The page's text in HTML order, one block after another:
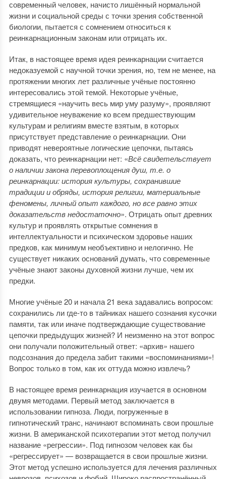
современный человек, начисто лишённый нормальной
жизни и социальной среды с точки зрения собственной
биологии, пытается с сомнением относиться к
реинкарнационным законам или отрицать их.
Итак, в настоящее время идея реинкарнации считается
недоказуемой с научной точки зрения, но, тем не менее, на
протяжении многих лет различные учёные постоянно
интересовались этой темой. Некоторые учёные,
стремящиеся «научить весь мир уму разуму», проявляют
удивительное неуважение ко всем предшествующим
культурам и религиям вместе взятым, в которых
присутствует представление о реинкарнации. Они
приводят невероятные логические цепочки, пытаясь
доказать, что реинкарнации нет: «Всё свидетельствует
о наличии закона перевоплощения душ, т.е. о
реинкарнации: история культуры, сохранившие
традиции и обряды, история религии, материальные
феномены, личный опыт каждого, но все равно этих
доказательств недостаточно». Отрицать опыт древних
культур и проявлять открытые сомнения в
интеллектуальности и психическом здоровье наших
предков, как минимум необъективно и нелогично. Не
существует никаких оснований думать, что современные
учёные знают законы духовной жизни лучше, чем их
предки.
Многие учёные 20 и начала 21 века задавались вопросом:
сохранились ли где-то в тайниках нашего сознания кусочки
памяти, так или иначе подтверждающие существование
цепочки предыдущих жизней? И неизменно на этот вопрос
они получали положительный ответ: «архив» нашего
подсознания до предела забит такими «воспоминаниями»!
Вопрос только в том, как их оттуда можно извлечь?
В настоящее время реинкарнация изучается в основном
двумя методами. Первый метод заключается в
использовании гипноза. Люди, погруженные в
гипнотический транс, начинают вспоминать свои прошлые
жизни. В американской психотерапии этот метод получил
название «регрессии». Под гипнозом человек как бы
«регрессирует» — возвращается в свои прошлые жизни.
Этот метод успешно используется для лечения различных